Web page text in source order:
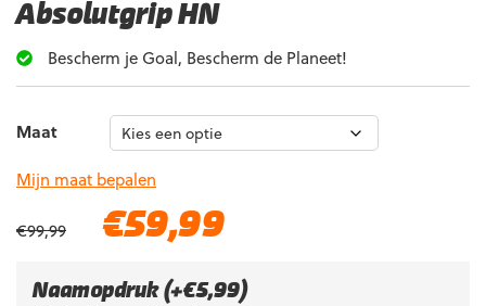
Absolutgrip HN
Bescherm je Goal, Bescherm de Planeet!
Maat
Mijn maat bepalen
€99,99
Oorspronkelijke
€99,99.
€59,99
€59,99.
Naamopdruk (+€5,99)